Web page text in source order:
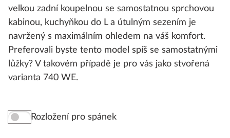
velkou zadní koupelnou se samostatnou sprchovou
kabinou, kuchyňkou do L a útulným sezením je
navržený s maximálním ohledem na váš komfort.
Preferovali byste tento model spíš se samostatnými
lůžky? V takovém případě je pro vás jako stvořená
varianta 740 WE.
Rozložení pro spánek